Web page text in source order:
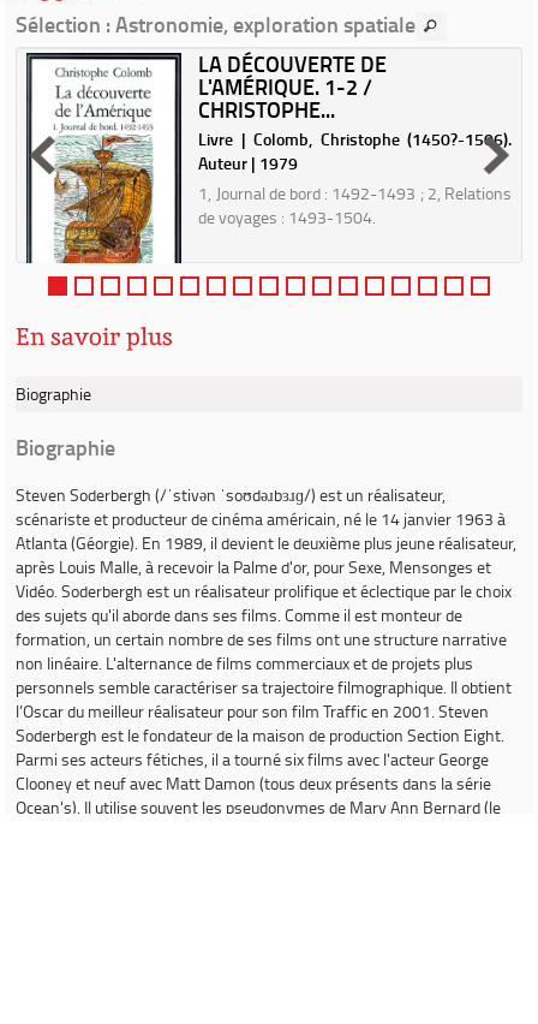
Sélection : Astronomie, exploration spatiale
LA DÉCOUVERTE DE
L'AMÉRIQUE. 1-2 /
CHRISTOPHE...
Livre | Colomb, Christophe (1450?-1506).
Auteur | 1979
1, Journal de bord : 1492-1493 ; 2, Relations
de voyages : 1493-1504.
En savoir plus
Biographie
Biographie
Steven Soderbergh (/ˈstivən ˈsoʊdəɹbɜɹɡ/) est un réalisateur,
scénariste et producteur de cinéma américain, né le 14 janvier 1963 à
Atlanta (Géorgie). En 1989, il devient le deuxième plus jeune réalisateur,
après Louis Malle, à recevoir la Palme d'or, pourSexe, Mensonges et
Vidéo. Soderbergh est un réalisateur prolifique et éclectique par le choix
des sujets qu'il aborde dans ses films. Comme il est monteur de
formation, un certain nombre de ses films ont une structure narrative
non linéaire. L'alternance de films commerciaux et de projets plus
personnels semble caractériser sa trajectoire filmographique. Il obtient
l’Oscar du meilleur réalisateur pour son film Trafficen 2001. Steven
Soderbergh est le fondateur de la maison de production Section Eight.
Parmi ses acteurs fétiches, il a tourné six films avec l'acteur George
Clooney et neuf avec Matt Damon (tous deux présents dans la série
Ocean's). Il utilise souvent les pseudonymes de Mary Ann Bernard (le